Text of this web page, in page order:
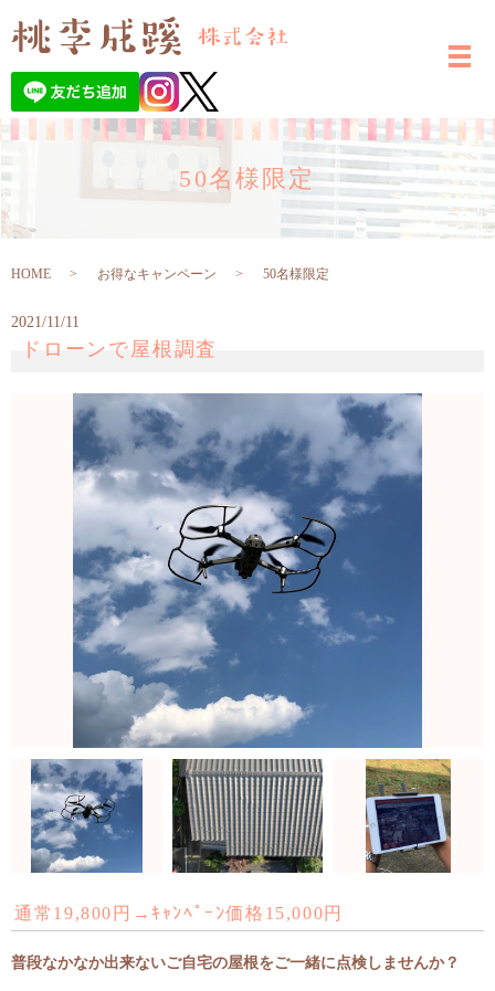
50名様限定
HOME お得なキャンペーン 50名様限定
2021/11/11
ドローンで屋根調査
通常19,800円→ｷｬﾝﾍﾟｰﾝ価格15,000円
普段なかなか出来ないご自宅の屋根をご一緒に点検しませんか？